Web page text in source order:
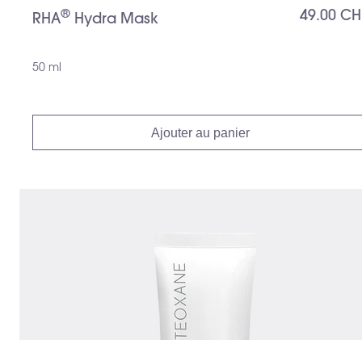
RHA® ️ Hydra Mask 49.00
50 ml
Ajouter au panier